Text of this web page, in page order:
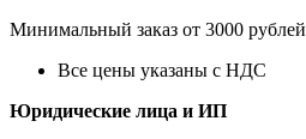
Минимальный заказ от 3000 рублей
Все цены указаны с НДС
Юридические лица и ИП